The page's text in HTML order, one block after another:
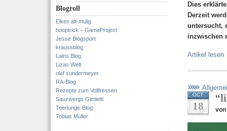
Blogroll
Elkes alt-mulig
hooptrick – GameProject
Jesse Blogsport
kraussblog
Lains Blog
Lizas Welt
olaf sundermeyer
RA-Blog
Rezepte zum Vollfressen
Sauzwergs Gimletti
Teerlunge-Blog
Tobias Müller
Dies
Derzeit
untersucht,
inzwischen
Artikel lesen
OCT
18